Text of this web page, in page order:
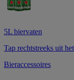
5L biervaten
Tap rechtstreeks uit
Bieraccessoires